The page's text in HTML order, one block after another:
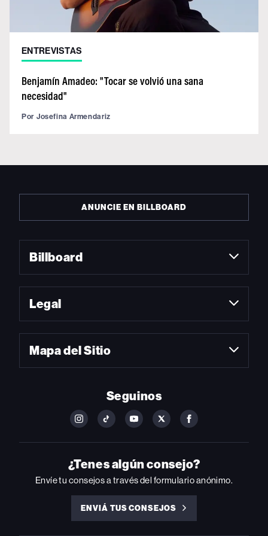
ENTREVISTAS
Benjamín Amadeo: "Tocar se volvió una sana
necesidad"
Por Josefina Armendariz
ANUNCIE EN BILLBOARD
Billboard
Legal
Mapa del Sitio
Seguinos
FOLLOW
ON
INSTAGRAM
FOLLOW
ON
YOUTUBE
FOLLOW
ON
YOUTUBE
FOLLOW
ON
FOLLOW
ON
FACEBOOK
¿Tenes algún consejo?
Envíe tu consejos a través del formulario anónimo.
ENVIÁ TUS CONSEJOS
ENVIÁ